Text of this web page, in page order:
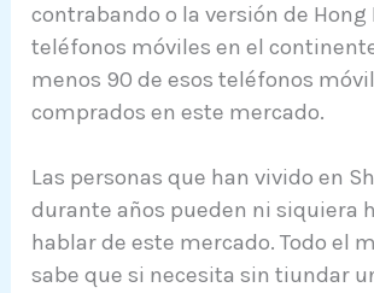
contrabando o la versión de Hong
teléfonos móviles en el
menos 90 de esos teléfonos
comprados en este mercado.
Las personas que han vivido en
durante años pueden ni siquiera
hablar de este mercado. Todo el
sabe que si necesita sin tiundar